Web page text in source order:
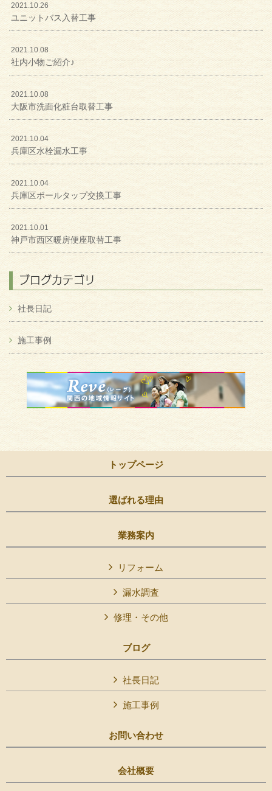
2021.10.26
ユニットバス入替工事
2021.10.08
社内小物ご紹介♪
2021.10.08
大阪市洗面化粧台取替工事
2021.10.04
兵庫区水栓漏水工事
2021.10.04
兵庫区ボールタップ交換工事
2021.10.01
神戸市西区暖房便座取替工事
ブログカテゴリ
社長日記
施工事例
トップページ
選ばれる理由
業務案内
リフォーム
漏水調査
修理・その他
ブログ
社長日記
施工事例
お問い合わせ
会社概要